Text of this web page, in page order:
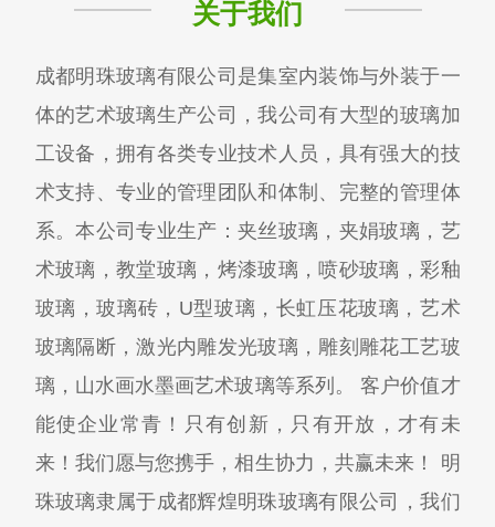
关于我们
成都明珠玻璃有限公司是集室内装饰与外装于一
体的艺术玻璃生产公司，我公司有大型的玻璃加
工设备，拥有各类专业技术人员，具有强大的技
术支持、专业的管理团队和体制、完整的管理体
系。本公司专业生产：夹丝玻璃，夹娟玻璃，艺
术玻璃，教堂玻璃，烤漆玻璃，喷砂玻璃，彩釉
玻璃，玻璃砖，U型玻璃，长虹压花玻璃，艺术
玻璃隔断，激光内雕发光玻璃，雕刻雕花工艺玻
璃，山水画水墨画艺术玻璃等系列。 客户价值才
能使企业常青！只有创新，只有开放，才有未
来！我们愿与您携手，相生协力，共赢未来！ 明
珠玻璃隶属于成都辉煌明珠玻璃有限公司，我们